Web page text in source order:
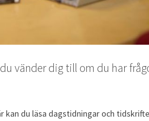
vänder dig till om du har
kan du läsa dagstidningar och